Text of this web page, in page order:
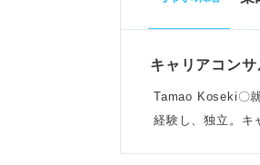
今後の業界
企業ごとの
POINT：顧
キャリアコン
Tamao Koseki〇
経験し、独立。キ